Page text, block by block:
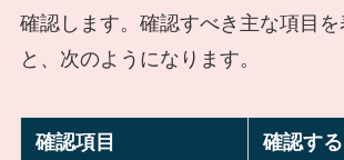
確認します。確認すべき主な項目
と、次のようになります。
確認項目 確認す